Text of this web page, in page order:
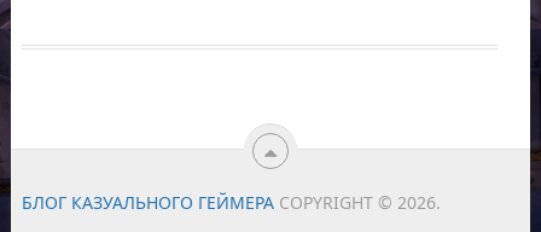
БЛОГ КАЗУАЛЬНОГО ГЕЙМЕРА COPYRIGHT © 2026.